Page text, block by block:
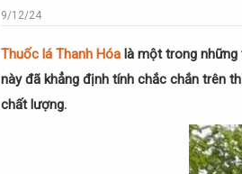
k
h
a
9/12/24
Thuốc lá Thanh Hóa là một trong những
này đã khẳng định tính chắc chắn trên
chất lượng.